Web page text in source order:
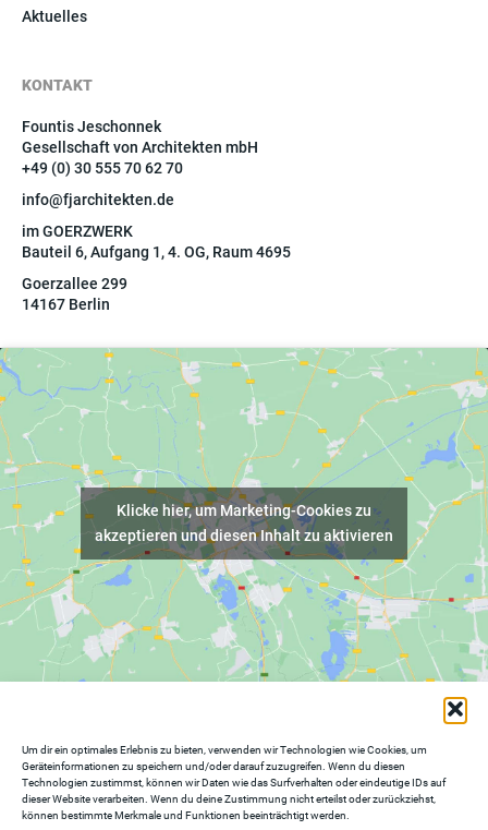
Um dir ein optimales Erlebnis zu bieten, verwenden wir Technologien wie Cookies, um
Geräteinformationen zu speichern und/oder darauf zuzugreifen. Wenn du diesen
Technologien zustimmst, können wir Daten wie das Surfverhalten oder eindeutige IDs auf
dieser Website verarbeiten. Wenn du deine Zustimmung nicht erteilst oder zurückziehst,
können bestimmte Merkmale und Funktionen beeinträchtigt werden.
Aktuelles
KONTAKT
Fountis Jeschonnek
Gesellschaft von Architekten mbH
+49 (0) 30 555 70 62 70
info@fjarchitekten.de
im GOERZWERK
Bauteil 6, Aufgang 1, 4. OG, Raum 4695
Goerzallee 299
14167 Berlin
Klicke hier, um Marketing-Cookies zu
akzeptieren und diesen Inhalt zu aktivieren
Instagram
Linkedin